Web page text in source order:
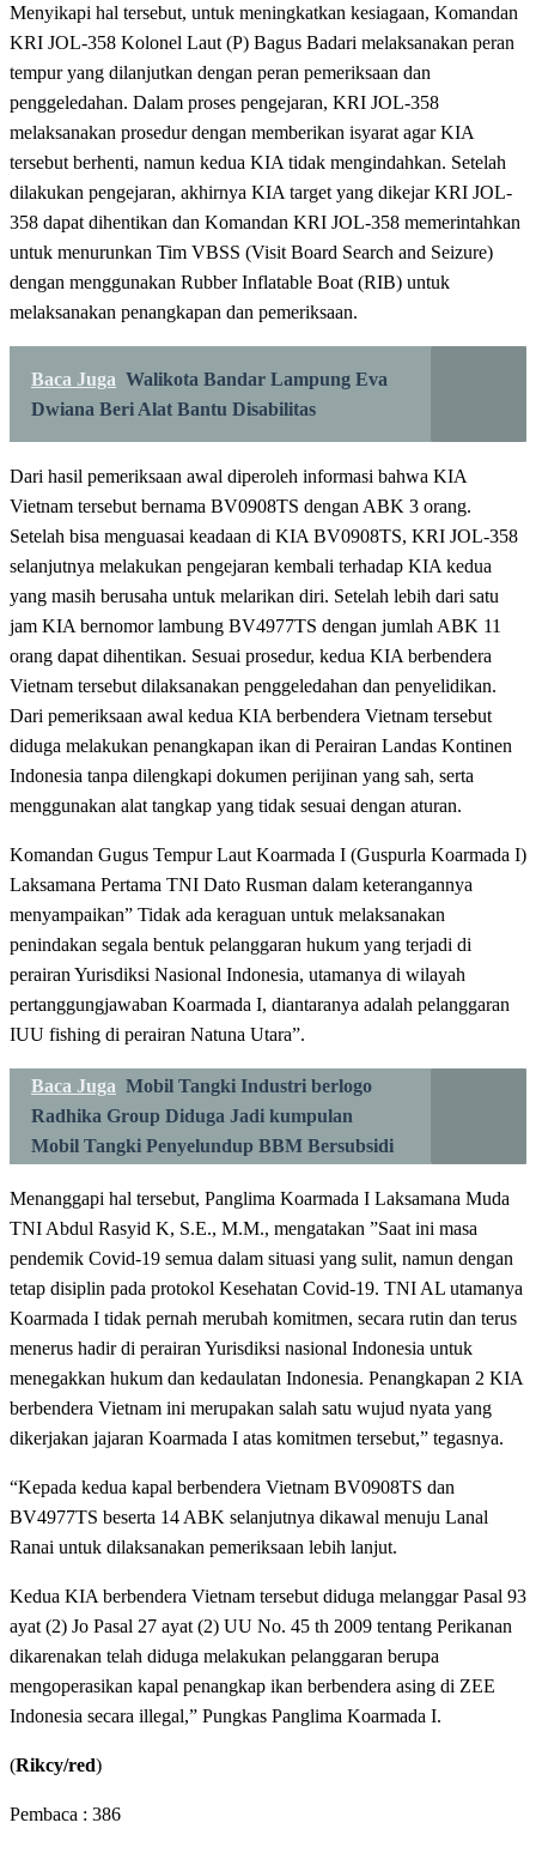
Menyikapi hal tersebut, untuk meningkatkan kesiagaan, Komandan
KRI JOL-358 Kolonel Laut (P) Bagus Badari melaksanakan peran
tempur yang dilanjutkan dengan peran pemeriksaan dan
penggeledahan. Dalam proses pengejaran, KRI JOL-358
melaksanakan prosedur dengan memberikan isyarat agar KIA
tersebut berhenti, namun kedua KIA tidak mengindahkan. Setelah
dilakukan pengejaran, akhirnya KIA target yang dikejar KRI JOL-
358 dapat dihentikan dan Komandan KRI JOL-358 memerintahkan
untuk menurunkan Tim VBSS (Visit Board Search and Seizure)
dengan menggunakan Rubber Inflatable Boat (RIB) untuk
melaksanakan penangkapan dan pemeriksaan.
Baca Juga Walikota Bandar Lampung Eva
Dwiana Beri Alat Bantu Disabilitas
Dari hasil pemeriksaan awal diperoleh informasi bahwa KIA
Vietnam tersebut bernama BV0908TS dengan ABK 3 orang.
Setelah bisa menguasai keadaan di KIA BV0908TS, KRI JOL-358
selanjutnya melakukan pengejaran kembali terhadap KIA kedua
yang masih berusaha untuk melarikan diri. Setelah lebih dari satu
jam KIA bernomor lambung BV4977TS dengan jumlah ABK 11
orang dapat dihentikan. Sesuai prosedur, kedua KIA berbendera
Vietnam tersebut dilaksanakan penggeledahan dan penyelidikan.
Dari pemeriksaan awal kedua KIA berbendera Vietnam tersebut
diduga melakukan penangkapan ikan di Perairan Landas Kontinen
Indonesia tanpa dilengkapi dokumen perijinan yang sah, serta
menggunakan alat tangkap yang tidak sesuai dengan aturan.
Komandan Gugus Tempur Laut Koarmada I (Guspurla Koarmada I)
Laksamana Pertama TNI Dato Rusman dalam keterangannya
menyampaikan” Tidak ada keraguan untuk melaksanakan
penindakan segala bentuk pelanggaran hukum yang terjadi di
perairan Yurisdiksi Nasional Indonesia, utamanya di wilayah
pertanggungjawaban Koarmada I, diantaranya adalah pelanggaran
IUU fishing di perairan Natuna Utara”.
Baca Juga Mobil Tangki Industri berlogo
Radhika Group Diduga Jadi kumpulan
Mobil Tangki Penyelundup BBM Bersubsidi
Menanggapi hal tersebut, Panglima Koarmada I Laksamana Muda
TNI Abdul Rasyid K, S.E., M.M., mengatakan ”Saat ini masa
pendemik Covid-19 semua dalam situasi yang sulit, namun dengan
tetap disiplin pada protokol Kesehatan Covid-19. TNI AL utamanya
Koarmada I tidak pernah merubah komitmen, secara rutin dan terus
menerus hadir di perairan Yurisdiksi nasional Indonesia untuk
menegakkan hukum dan kedaulatan Indonesia. Penangkapan 2 KIA
berbendera Vietnam ini merupakan salah satu wujud nyata yang
dikerjakan jajaran Koarmada I atas komitmen tersebut,” tegasnya.
“Kepada kedua kapal berbendera Vietnam BV0908TS dan
BV4977TS beserta 14 ABK selanjutnya dikawal menuju Lanal
Ranai untuk dilaksanakan pemeriksaan lebih lanjut.
Kedua KIA berbendera Vietnam tersebut diduga melanggar Pasal 93
ayat (2) Jo Pasal 27 ayat (2) UU No. 45 th 2009 tentang Perikanan
dikarenakan telah diduga melakukan pelanggaran berupa
mengoperasikan kapal penangkap ikan berbendera asing di ZEE
Indonesia secara illegal,” Pungkas Panglima Koarmada I.
(Rikcy/red)
Pembaca : 386